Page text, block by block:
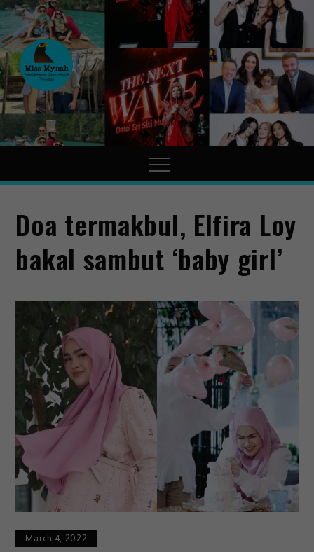
MissMynah
Portal Hiburan, Gaya Hidup
& Trending
Doa termakbul, Elfira Loy
bakal sambut ‘baby girl’
March 4, 2022